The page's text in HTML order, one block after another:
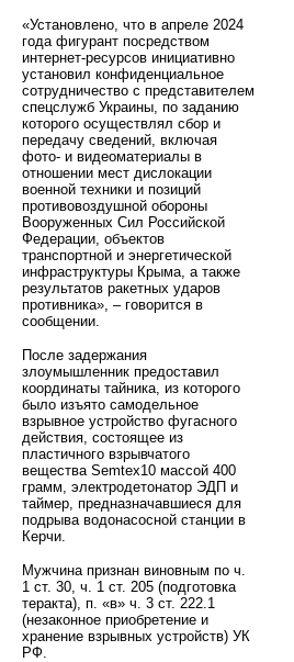
«Установлено, что в апреле 2024
года фигурант посредством
интернет-ресурсов инициативно
установил конфиденциальное
сотрудничество с представителем
спецслужб Украины, по заданию
которого осуществлял сбор и
передачу сведений, включая
фото- и видеоматериалы в
отношении мест дислокации
военной техники и позиций
противовоздушной обороны
Вооруженных Сил Российской
Федерации, объектов
транспортной и энергетической
инфраструктуры Крыма, а также
результатов ракетных ударов
противника», – говорится в
сообщении.
После задержания
злоумышленник предоставил
координаты тайника, из которого
было изъято самодельное
взрывное устройство фугасного
действия, состоящее из
пластичного взрывчатого
вещества Semtex10 массой 400
грамм, электродетонатор ЭДП и
таймер, предназначавшиеся для
подрыва водонасосной станции в
Керчи.
Мужчина признан виновным по ч.
1 ст. 30, ч. 1 ст. 205 (подготовка
теракта), п. «в» ч. 3 ст. 222.1
(незаконное приобретение и
хранение взрывных устройств) УК
РФ.